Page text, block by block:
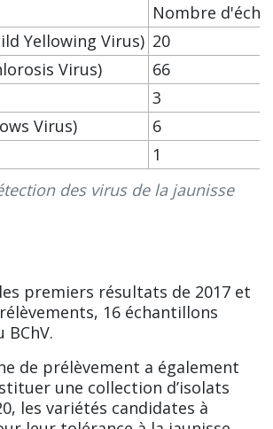
des virus de la jaunisse
Nombre
Yellowing Virus) 20
Virus)
66
3
Virus)
6
1
premiers résultats de 2017 et
16 échantillons
de prélèvement a également
une collection d’isolats
les variétés candidates à